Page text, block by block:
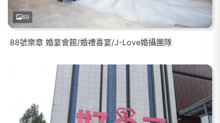
69
88號樂章 婚宴會館/婚禮喜宴/J-Love婚攝團隊